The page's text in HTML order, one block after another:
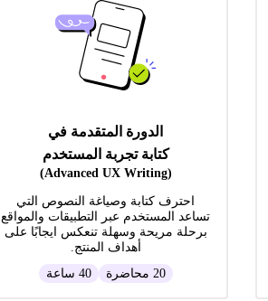
الدورة المتقدمة في
كتابة تجربة المستخدم
(Advanced UX Writing)
احترف كتابة وصياغة النصوص التي
تساعد المستخدم عبر التطبيقات والمواقع
برحلة مريحة وسهلة تنعكس ايجابًا على
أهداف المنتج.
20 محاضرة
40 ساعة